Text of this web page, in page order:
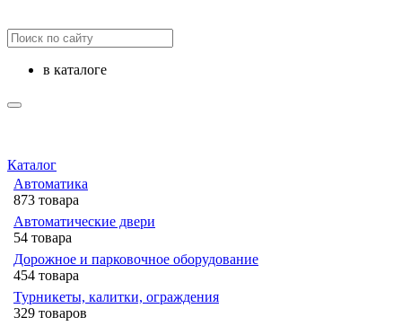
в каталоге
Каталог
Автоматика
873 товара
Автоматические двери
54 товара
Дорожное и парковочное оборудование
454 товара
Турникеты, калитки, ограждения
329 товаров